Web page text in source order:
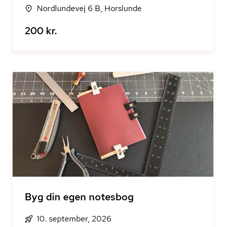
Nordlundevej 6 B, Horslunde
200 kr.
Byg din egen notesbog
10. september, 2026